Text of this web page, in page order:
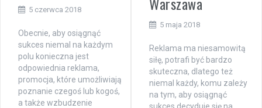
5 czerwca 2018
Obecnie, aby osiągnąć
sukces niemal na każdym
polu konieczna jest
odpowiednia reklama,
promocja, które umożliwiają
poznanie czegoś lub kogoś,
a także wzbudzenie
5 maja 2018
Reklama ma niesamowitą
siłę, potrafi być bardzo
skuteczna, dlatego też
niemal każdy, komu zależy
na tym, aby osiągnąć